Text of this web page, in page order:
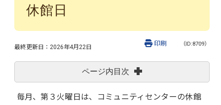
休館日
最終更新日： 2026年4月22日 （ID:8709）
印刷
ページ内目次
毎月、第３火曜日は、コミュニティセンターの休館